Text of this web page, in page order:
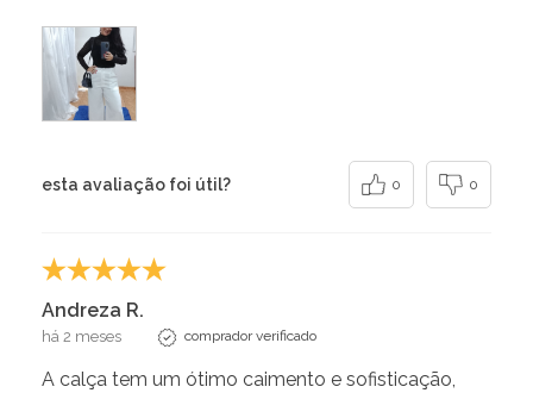
esta avaliação foi útil? 0 0
Andreza R.
há 2 meses comprador verificado
A calça tem um ótimo caimento e sofisticação,